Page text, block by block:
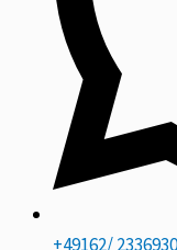
+49162/ 2336930